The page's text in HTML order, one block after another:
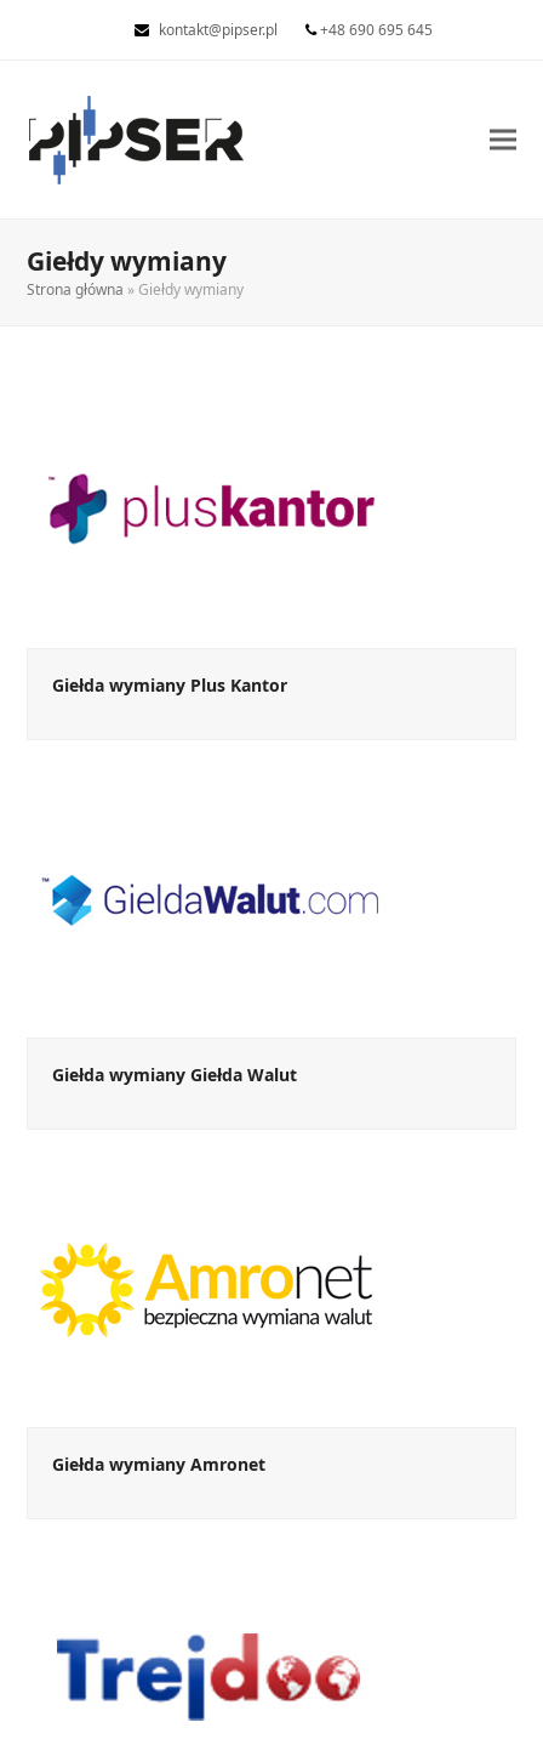
kontakt@pipser.pl +48 690 695 645
Giełdy wymiany
Strona główna » Giełdy wymiany
Giełda wymiany Plus Kantor
Giełda wymiany Giełda Walut
Giełda wymiany Amronet